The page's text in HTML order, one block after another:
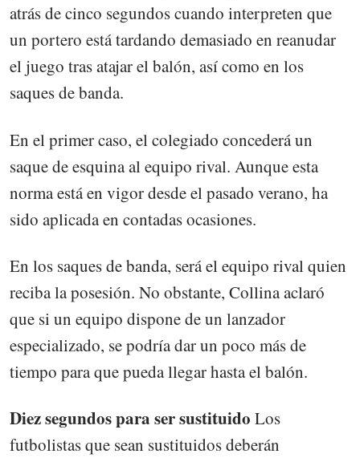
atrás de cinco segundos cuando interpreten que
un portero está tardando demasiado en reanudar
el juego tras atajar el balón, así como en los
saques de banda.
En el primer caso, el colegiado concederá un
saque de esquina al equipo rival. Aunque esta
norma está en vigor desde el pasado verano, ha
sido aplicada en contadas ocasiones.
En los saques de banda, será el equipo rival quien
reciba la posesión. No obstante, Collina aclaró
que si un equipo dispone de un lanzador
especializado, se podría dar un poco más de
tiempo para que pueda llegar hasta el balón.
Diez segundos para ser sustituido Los
futbolistas que sean sustituidos deberán